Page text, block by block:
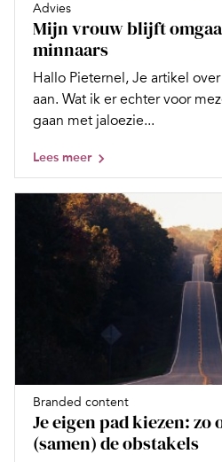
Advies
Mijn vrouw blijft
minnaars
Hallo Pieternel, Je artikel
aan. Wat ik er echter voor
gaan met jaloezie...
Lees meer
Branded content
Je eigen pad kiezen: zo
(samen) de obstakels